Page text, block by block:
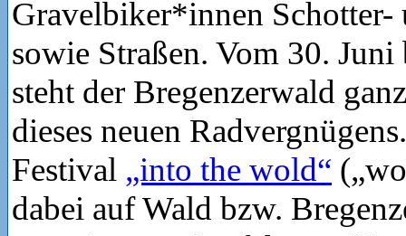
Gravelbiker*innen Schotter-
sowie Straßen. Vom 30.
steht der Bregenzerwald
dieses neuen
Festival „into the wold“
dabei auf Wald bzw.